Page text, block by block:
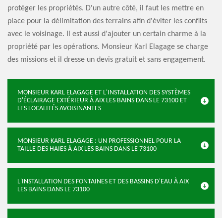
protéger les propriétés. D'un autre côté, il faut les mettre en
place pour la délimitation des terrains afin d'éviter les conflits
avec le voisinage. Il est aussi d'ajouter un certain charme à la
propriété par les opérations. Monsieur Karl Elagage se charge
des missions et il dresse un devis gratuit et sans engagement.
MONSIEUR KARL ELAGAGE ET L'INSTALLATION DES SYSTÈMES
D'ÉCLAIRAGE EXTÉRIEUR À AIX LES BAINS DANS LE 73100 ET
LES LOCALITÉS AVOISINANTES
MONSIEUR KARL ELAGAGE : UN PROFESSIONNEL POUR LA
TAILLE DES HAIES À AIX LES BAINS DANS LE 73100
L'INSTALLATION DES FONTAINES ET DES BASSINS D'EAU À AIX
LES BAINS DANS LE 73100